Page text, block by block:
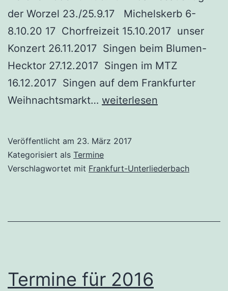
der Worzel 23./25.9.17 Michelskerb 6-
8.10.20 17 Chorfreizeit 15.10.2017 unser
Konzert 26.11.2017 Singen beim Blumen-
Hecktor 27.12.2017 Singen im MTZ
16.12.2017 Singen auf dem Frankfurter
Weihnachtsmarkt… Termine
weiterlesen
Veröffentlicht am 23. März 2017
Kategorisiert als Termine
Verschlagwortet mit Frankfurt-Unterliederbach
Termine für 2016